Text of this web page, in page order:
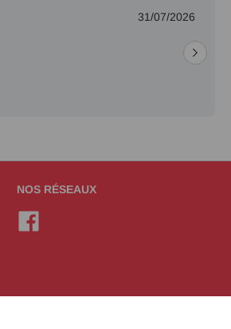
31/07/2026
NOS RÉSEAUX